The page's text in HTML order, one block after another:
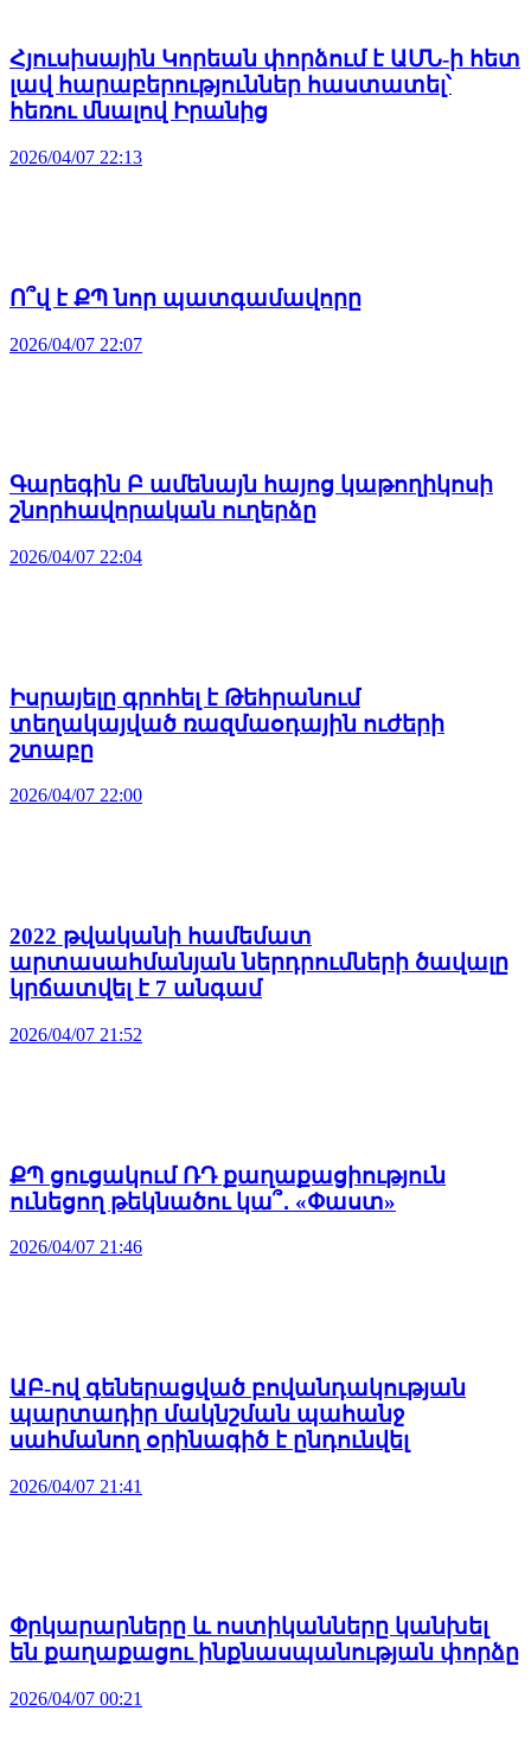
Հյուսիսային Կորեան փորձում է ԱՄՆ-ի հետ
լավ հարաբերություններ հաստատել՝
հեռու մնալով Իրանից
2026/04/07 22:13
Ո՞վ է ՔՊ նոր պատգամավորը
2026/04/07 22:07
Գարեգին Բ ամենայն հայոց կաթողիկոսի
շնորհավորական ուղերձը
2026/04/07 22:04
Իսրայելը գրոհել է Թեհրանում
տեղակայված ռազմաօդային ուժերի
շտաբը
2026/04/07 22:00
2022 թվականի համեմատ
արտասահմանյան ներդրումների ծավալը
կրճատվել է 7 անգամ
2026/04/07 21:52
ՔՊ ցուցակում ՌԴ քաղաքացիություն
ունեցող թեկնածու կա՞․ «Փաստ»
2026/04/07 21:46
ԱԲ-ով գեներացված բովանդակության
պարտադիր մակնշման պահանջ
սահմանող օրինագիծ է ընդունվել
2026/04/07 21:41
Փրկարարները և ոստիկանները կանխել
են քաղաքացու ինքնասպանության փորձը
2026/04/07 00:21